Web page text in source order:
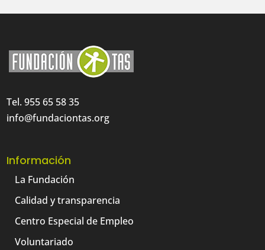
Tel. 955 65 58 35
info@fundaciontas.org
Información
La Fundación
Calidad y transparencia
Centro Especial de Empleo
Voluntariado